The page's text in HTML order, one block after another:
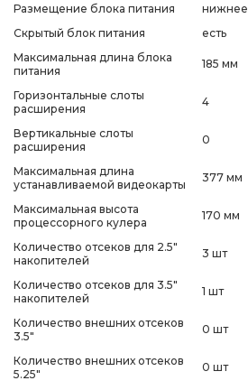
Размещение блока питания
нижнее
Скрытый блок питания
есть
Максимальная длина блока
питания
185 мм
Горизонтальные слоты
расширения
4
Вертикальные слоты
расширения
0
Максимальная длина
устанавливаемой видеокарты
377 мм
Максимальная высота
процессорного кулера
170 мм
Количество отсеков для 2.5"
накопителей
3 шт
Количество отсеков для 3.5"
накопителей
1 шт
Количество внешних отсеков
3.5"
0 шт
Количество внешних отсеков
5.25"
0 шт